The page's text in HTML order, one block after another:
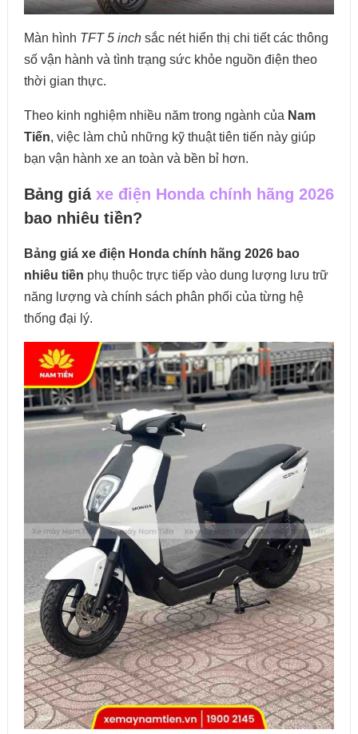
Màn hình TFT 5 inchsắc nét hiển thị chi tiết các thông
số vận hành và tình trạng sức khỏe nguồn điện theo
thời gian thực.
Theo kinh nghiệm nhiều năm trong ngành của Nam
Tiến, việc làm chủ những kỹ thuật tiên tiến này giúp
bạn vận hành xe an toàn và bền bỉ hơn.
Bảng giá xe điện Honda chính hãng 2026
bao nhiêu tiền?
Bảng giá xe điện Honda chính hãng 2026 bao
nhiêu tiền phụ thuộc trực tiếp vào dung lượng lưu trữ
năng lượng và chính sách phân phối của từng hệ
thống đại lý.